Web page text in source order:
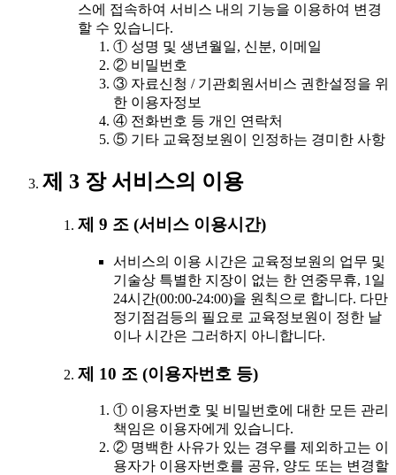
스에 접속하여 서비스 내의 기능을 이용하여 변경
할 수 있습니다.
① 성명 및 생년월일, 신분, 이메일
② 비밀번호
③ 자료신청 / 기관회원서비스 권한설정을 위
한 이용자정보
④ 전화번호 등 개인 연락처
⑤ 기타 교육정보원이 인정하는 경미한 사항
제 3 장 서비스의 이용
제 9 조 (서비스 이용시간)
서비스의 이용 시간은 교육정보원의 업무 및
기술상 특별한 지장이 없는 한 연중무휴, 1일
24시간(00:00-24:00)을 원칙으로 합니다. 다만
정기점검등의 필요로 교육정보원이 정한 날
이나 시간은 그러하지 아니합니다.
제 10 조 (이용자번호 등)
① 이용자번호 및 비밀번호에 대한 모든 관리
책임은 이용자에게 있습니다.
② 명백한 사유가 있는 경우를 제외하고는 이
용자가 이용자번호를 공유, 양도 또는 변경할